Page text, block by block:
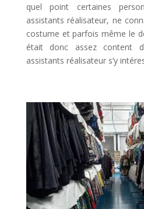
quel point certaines
assistants réalisateur, ne
costume et parfois même le
était donc assez content
assistants réalisateur s’y